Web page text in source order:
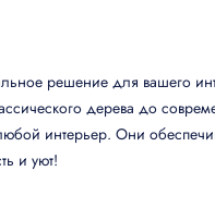
решение для вашего
дерева до
любой интерьер. Они
и уют!